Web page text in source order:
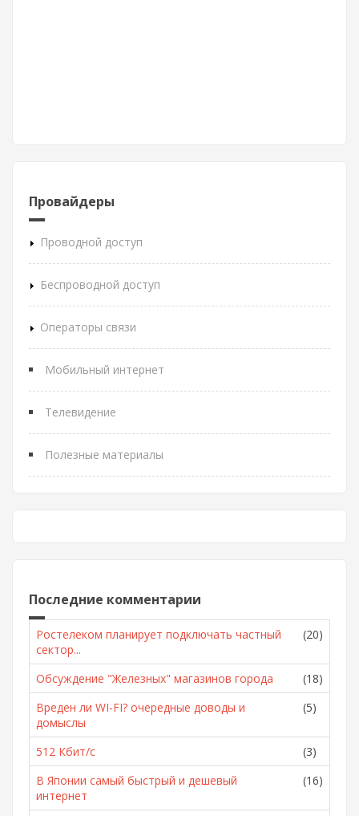
Провайдеры
Проводной доступ
Беспроводной доступ
Операторы связи
Мобильный интернет
Телевидение
Полезные материалы
Последние комментарии
Ростелеком планирует подключать частный
сектор...
(20)
Обсуждение "Железных" магазинов города
(18)
Вреден ли WI-FI? очередные доводы и
домыслы
(5)
512 Кбит/с
(3)
В Японии самый быстрый и дешевый
интернет
(16)